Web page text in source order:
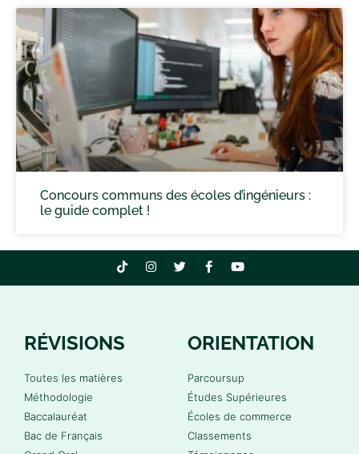
Concours communs des écoles d’ingénieurs :
le guide complet !
RÉVISIONS
Toutes les matières
Méthodologie
Baccalauréat
Bac de Français
ORIENTATION
Parcoursup
Études Supérieures
Écoles de commerce
Classements